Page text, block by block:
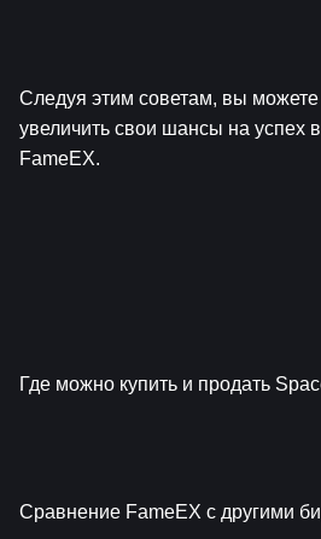
Следуя этим советам, вы можете
увеличить свои шансы на успех
FameEX.
Где можно купить и продать
Сравнение FameEX с другими